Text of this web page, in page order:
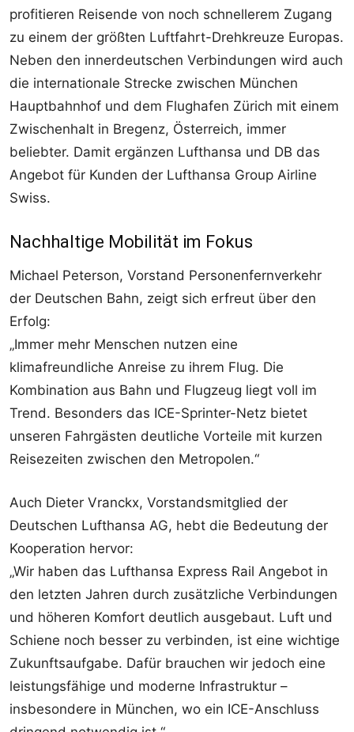
profitieren Reisende von noch schnellerem Zugang
zu einem der größten Luftfahrt-Drehkreuze Europas.
Neben den innerdeutschen Verbindungen wird auch
die internationale Strecke zwischen München
Hauptbahnhof und dem Flughafen Zürich mit einem
Zwischenhalt in Bregenz, Österreich, immer
beliebter. Damit ergänzen Lufthansa und DB das
Angebot für Kunden der Lufthansa Group Airline
Swiss.
Nachhaltige Mobilität im Fokus
Michael Peterson, Vorstand Personenfernverkehr
der Deutschen Bahn, zeigt sich erfreut über den
Erfolg:
„Immer mehr Menschen nutzen eine
klimafreundliche Anreise zu ihrem Flug. Die
Kombination aus Bahn und Flugzeug liegt voll im
Trend. Besonders das ICE-Sprinter-Netz bietet
unseren Fahrgästen deutliche Vorteile mit kurzen
Reisezeiten zwischen den Metropolen.“
Auch Dieter Vranckx, Vorstandsmitglied der
Deutschen Lufthansa AG, hebt die Bedeutung der
Kooperation hervor:
„Wir haben das Lufthansa Express Rail Angebot in
den letzten Jahren durch zusätzliche Verbindungen
und höheren Komfort deutlich ausgebaut. Luft und
Schiene noch besser zu verbinden, ist eine wichtige
Zukunftsaufgabe. Dafür brauchen wir jedoch eine
leistungsfähige und moderne Infrastruktur –
insbesondere in München, wo ein ICE-Anschluss